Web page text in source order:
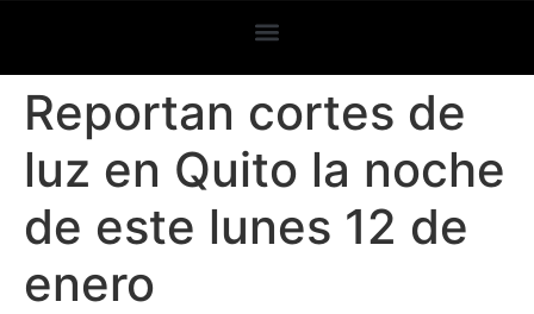
Reportan cortes de
luz en Quito la noche
de este lunes 12 de
enero